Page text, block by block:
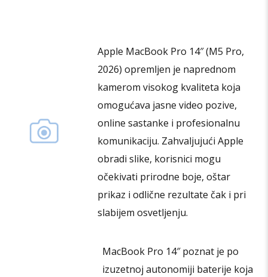
izabrane
na
stranici
proizvoda.
Apple MacBook Pro 14″ (M5 Pro,
2026) opremljen je naprednom
kamerom visokog kvaliteta koja
omogućava jasne video pozive,
online sastanke i profesionalnu
komunikaciju. Zahvaljujući Apple
obradi slike, korisnici mogu
očekivati prirodne boje, oštar
prikaz i odlične rezultate čak i pri
slabijem osvetljenju.
MacBook Pro 14″ poznat je po
izuzetnoj autonomiji baterije koja